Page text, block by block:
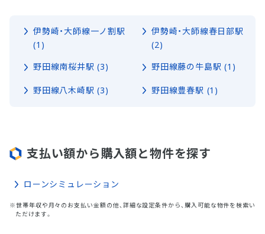
伊勢崎・大師線一ノ割駅
(1)
伊勢崎・大師線春日部駅
(2)
野田線南桜井駅 (3)
野田線藤の牛島駅 (1)
野田線八木崎駅 (3) 野田線豊春駅 (1)
支払い額から購入額と物件を探す
ローンシミュレーション
※世帯年収や月々のお支払い金額の他、詳細な設定条件から、購入可能な物件を検索い
ただけます。